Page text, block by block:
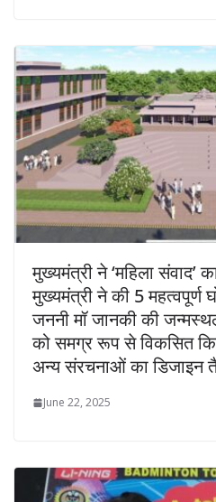
मुख्यमंत्री ने ‘महिला संवाद’
मुख्यमंत्री ने की 5 महत्वपूर्ण
जननी मॉ जानकी की
को समग्र रूप से विकसित
अन्य संरचनाओं का डिजाइन
June 22, 2025